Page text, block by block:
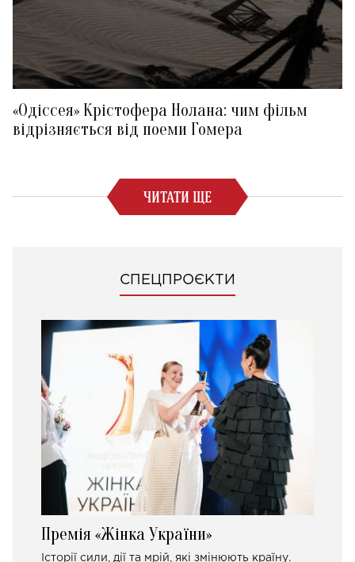
«Одіссея» Крістофера Нолана: чим фільм
відрізняється від поеми Гомера
ЧИТАТИ ЩЕ
СПЕЦПРОЄКТИ
Премія «Жінка України»
Історії сили, дії та мрій, які змінюють країну.